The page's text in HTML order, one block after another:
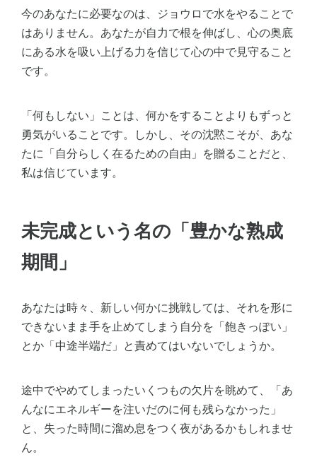
今のあなたに必要なのは、ジョウロで水をやることで
はありません。あなたが自力で根を伸ばし、心の奥底
にある水を吸い上げる力を信じて心の中で見守ること
です。
「何もしない」ことは、何かをすることよりもずっと
勇気がいることです。しかし、その沈黙こそが、あな
たに「自分らしく在るための自由」を贈ることだと、
私は信じています。
未完成という名の「豊かな熟成
期間」
あなたは時々、新しい何かに挑戦しては、それを形に
できないまま手を止めてしまう自分を「飽きっぽい」
とか「中途半端だ」と責めてはいないでしょうか。
途中でやめてしまったいくつもの欠片を眺めて、「あ
んなにエネルギーを注いだのに何も残らなかった」
と、失った時間に溜め息をつく夜があるかもしれませ
ん。